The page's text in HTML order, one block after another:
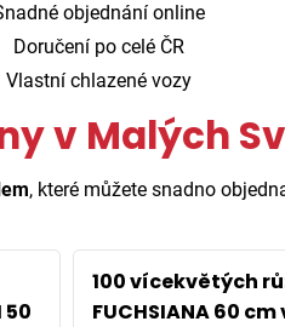
objednání online
Doručení po celé ČR
Vlastní chlazené vozy
v Malých
, které můžete snadno
50
100 vícekvětých
FUCHSIANA 60